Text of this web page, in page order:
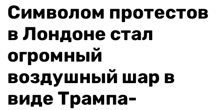
Символом протестов
в Лондоне стал
огромный
воздушный шар в
виде Трампа-